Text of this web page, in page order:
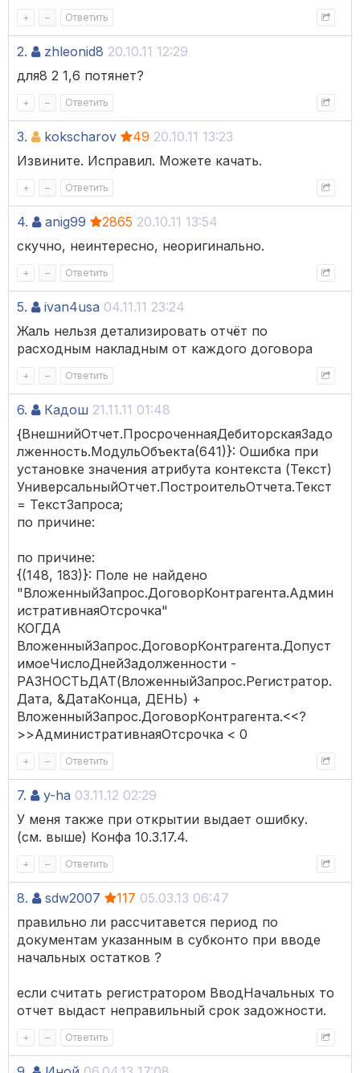
+ – Ответить
2. zhleonid8 20.10.11 12:29
для8 2 1,6 потянет?
+ – Ответить
3. kokscharov 49 20.10.11 13:23
Извините. Исправил. Можете качать.
+ – Ответить
4. anig99 2865 20.10.11 13:54
скучно, неинтересно, неоригинально.
+ – Ответить
5. ivan4usa 04.11.11 23:24
Жаль нельзя детализировать отчёт по
расходным накладным от каждого договора
+ – Ответить
6. Кадош 21.11.11 01:48
{ВнешнийОтчет.ПросроченнаяДебиторскаяЗадо
лженность.МодульОбъекта(641)}: Ошибка при
установке значения атрибута контекста (Текст)
УниверсальныйОтчет.ПостроительОтчета.Текст
= ТекстЗапроса;
по причине:
по причине:
{(148, 183)}: Поле не найдено
"ВложенныйЗапрос.ДоговорКонтрагента.Админ
истративнаяОтсрочка"
КОГДА
ВложенныйЗапрос.ДоговорКонтрагента.Допуст
имоеЧислоДнейЗадолженности -
РАЗНОСТЬДАТ(ВложенныйЗапрос.Регистратор.
Дата, &ДатаКонца, ДЕНЬ) +
ВложенныйЗапрос.ДоговорКонтрагента.<<?
>>АдминистративнаяОтсрочка < 0
+ – Ответить
7. y-ha 03.11.12 02:29
У меня также при открытии выдает ошибку.
(см. выше) Конфа 10.3.17.4.
+ – Ответить
8. sdw2007 117 05.03.13 06:47
правильно ли рассчитавется период по
документам указанным в субконто при вводе
начальных остатков ?
если считать регистратором ВводНачальных то
отчет выдаст неправильный срок задожности.
+ – Ответить